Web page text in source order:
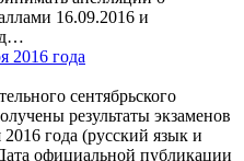
16.09.2016 и
2016 года
сентябрьского
результаты экзаменов
года (русский язык и
официальной публикации